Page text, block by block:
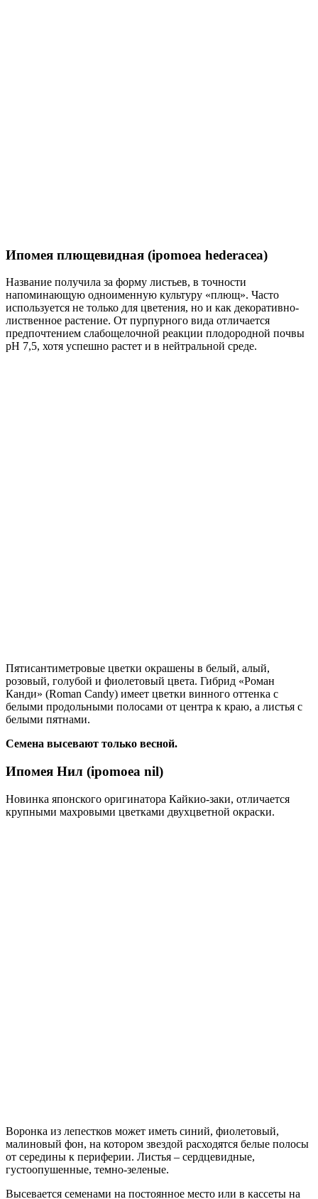
Ипомея плющевидная (ipomoea hederacea)
Название получила за форму листьев, в точности
напоминающую одноименную культуру «плющ». Часто
используется не только для цветения, но и как декоративно-
лиственное растение. От пурпурного вида отличается
предпочтением слабощелочной реакции плодородной почвы
рН 7,5, хотя успешно растет и в нейтральной среде.
Пятисантиметровые цветки окрашены в белый, алый,
розовый, голубой и фиолетовый цвета. Гибрид «Роман
Канди» (Roman Candy) имеет цветки винного оттенка с
белыми продольными полосами от центра к краю, а листья с
белыми пятнами.
Семена высевают только весной.
Ипомея Нил (ipomoea nil)
Новинка японского оригинатора Кайкио-заки, отличается
крупными махровыми цветками двухцветной окраски.
Воронка из лепестков может иметь синий, фиолетовый,
малиновый фон, на котором звездой расходятся белые полосы
от середины к периферии. Листья – сердцевидные,
густоопушенные, темно-зеленые.
Высевается семенами на постоянное место или в кассеты на